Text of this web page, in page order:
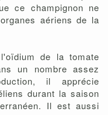
ce champignon ne
aériens de la
de la tomate
un nombre assez
il apprécie
durant la saison
Il est aussi